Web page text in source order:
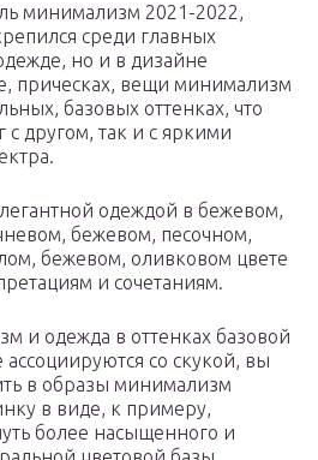
минимализм 2021-2022,
среди главных
но и в дизайне
прическах, вещи минимализм
базовых оттенках, что
с другом, так и с яркими
одеждой в бежевом,
бежевом, песочном,
бежевом, оливковом цвете
и сочетаниям.
и одежда в оттенках базовой
ассоциируются со скукой, вы
в образы минимализм
в виде, к примеру,
более насыщенного и